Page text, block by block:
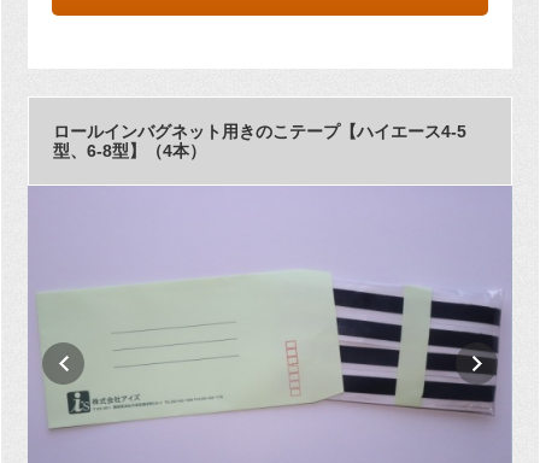
ロールインバグネット用きのこテープ【ハイエース4-5
型、6-8型】（4本）